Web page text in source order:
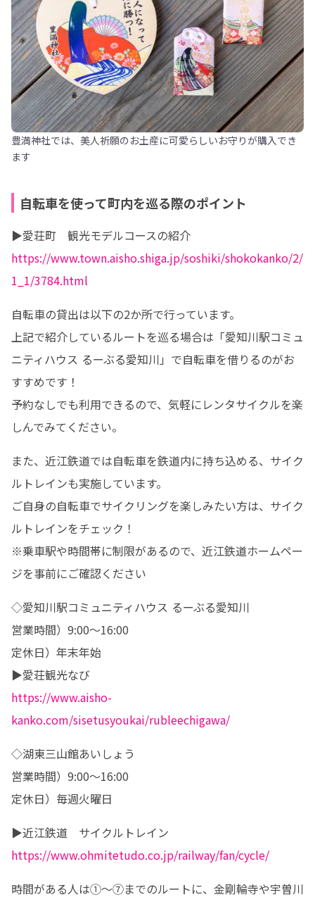
豊満神社では、美人祈願のお土産に可愛らしいお守りが購入でき
ます
自転車を使って町内を巡る際のポイント
https://www.town.aisho.shiga.jp/soshiki/shokokanko/2/
1_1/3784.html
自転車の貸出は以下の2か所で行っています。
上記で紹介しているルートを巡る場合は「愛知川駅コミュ
ニティハウス るーぶる愛知川」で自転車を借りるのがお
すすめです！
予約なしでも利用できるので、気軽にレンタサイクルを楽
しんでみてください。
また、近江鉄道では自転車を鉄道内に持ち込める、サイク
ルトレインも実施しています。
ご自身の自転車でサイクリングを楽しみたい方は、サイク
ルトレインをチェック！
※乗車駅や時間帯に制限があるので、近江鉄道ホームペー
ジを事前にご確認ください
◇愛知川駅コミュニティハウス るーぶる愛知川
営業時間）9:00～16:00
定休日）年末年始
https://www.aisho-
kanko.com/sisetusyoukai/rubleechigawa/
◇湖東三山館あいしょう
営業時間）9:00～16:00
定休日）毎週火曜日
https://www.ohmitetudo.co.jp/railway/fan/cycle/
時間がある人は①〜⑦までのルートに、金剛輪寺や宇曽川